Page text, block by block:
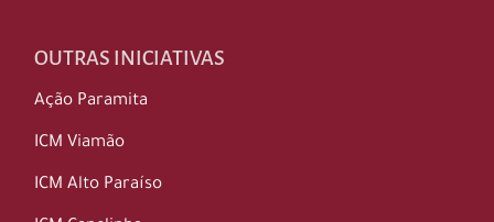
OUTRAS INICIATIVAS
Ação Paramita
ICM Viamão
ICM Alto Paraíso